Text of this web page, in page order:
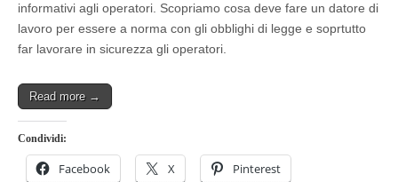
informativi agli operatori. Scopriamo cosa deve fare un datore di
lavoro per essere a norma con gli obblighi di legge e soprtutto
far lavorare in sicurezza gli operatori.
Read more →
Condividi:
Facebook X Pinterest